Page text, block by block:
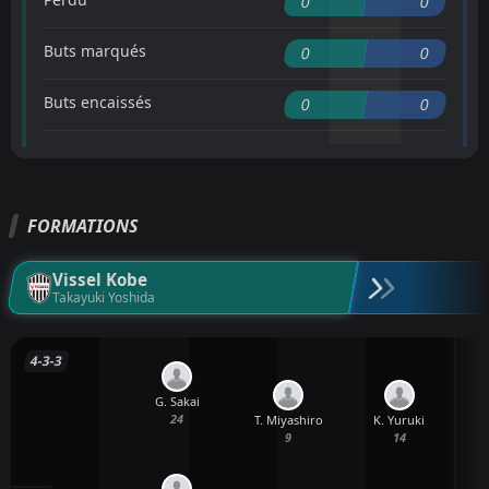
Buts marqués 0 0
Buts encaissés 0 0
FORMATIONS
Vissel Kobe
Takayuki Yoshida
4-3-3
G. Sakai
24
T. Miyashiro
9
K. Yuruki
14